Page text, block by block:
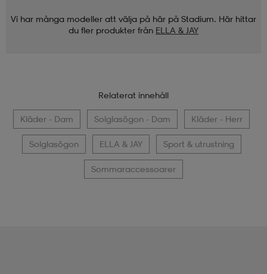
Vi har många modeller att välja på här på Stadium. Här hittar
du fler produkter från ELLA & JAY
Relaterat innehåll
Kläder - Dam Solglasögon - Dam Kläder - Herr
Solglasögon ELLA & JAY Sport & utrustning
Sommaraccessoarer